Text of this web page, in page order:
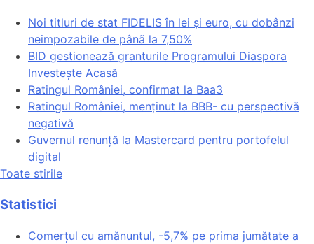
Noi titluri de stat FIDELIS în lei și euro, cu dobânzi
neimpozabile de pânã la 7,50%
BID gestionează granturile Programului Diaspora
Investește Acasă
Ratingul României, confirmat la Baa3
Ratingul României, menținut la BBB- cu perspectivă
negativă
Guvernul renunță la Mastercard pentru portofelul
digital
Toate stirile
Statistici
Comerțul cu amănuntul, -5,7% pe prima jumătate a